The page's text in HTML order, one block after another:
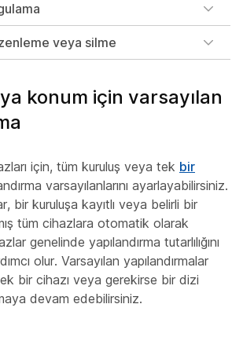
veya silme
konum için varsayılan
için, tüm kuruluş veya tek bir
varsayılanlarını ayarlayabilirsiniz.
bir kuruluşa kayıtlı veya belirli bir
tüm cihazlara otomatik olarak
genelinde yapılandırma tutarlılığını
olur. Varsayılan yapılandırmalar
bir cihazı veya gerekirse bir dizi
devam edebilirsiniz.